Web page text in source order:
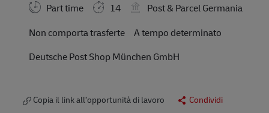
Part time
14
Post & Parcel Germania
Travel Required
Non comporta trasferte
A tempo determinato
Deutsche Post Shop München GmbH
Copia il link all’opportunità di lavoro Condividi